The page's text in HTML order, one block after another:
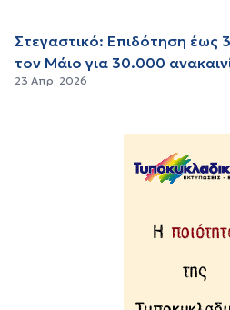
Στεγαστικό: Επιδότηση
τον Μάιο για 30.000
23 Απρ. 2026